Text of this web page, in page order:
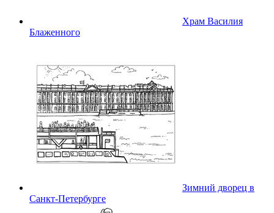
Храм Василия
Блаженного
Зимний дворец в
Санкт-Петербурге